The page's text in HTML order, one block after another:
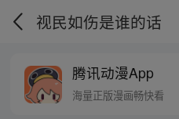
视民如伤是谁的话
腾讯动漫App
海量正版漫画畅快看